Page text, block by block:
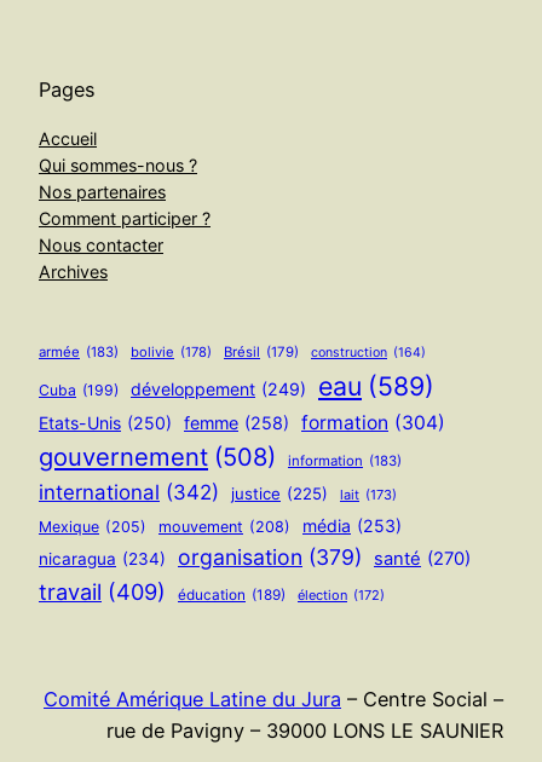
Pages
Accueil
Qui sommes-nous ?
Nos partenaires
Comment participer ?
Nous contacter
Archives
armée (183) bolivie (178) Brésil (179) construction (164)
Cuba (199) développement (249) eau (589)
Etats-Unis (250) femme (258) formation (304)
gouvernement (508) information (183)
international (342) justice (225) lait (173)
Mexique (205) mouvement (208) média (253)
nicaragua (234) organisation (379) santé (270)
travail (409) éducation (189) élection (172)
Comité Amérique Latine du Jura – Centre Social –
rue de Pavigny – 39000 LONS LE SAUNIER